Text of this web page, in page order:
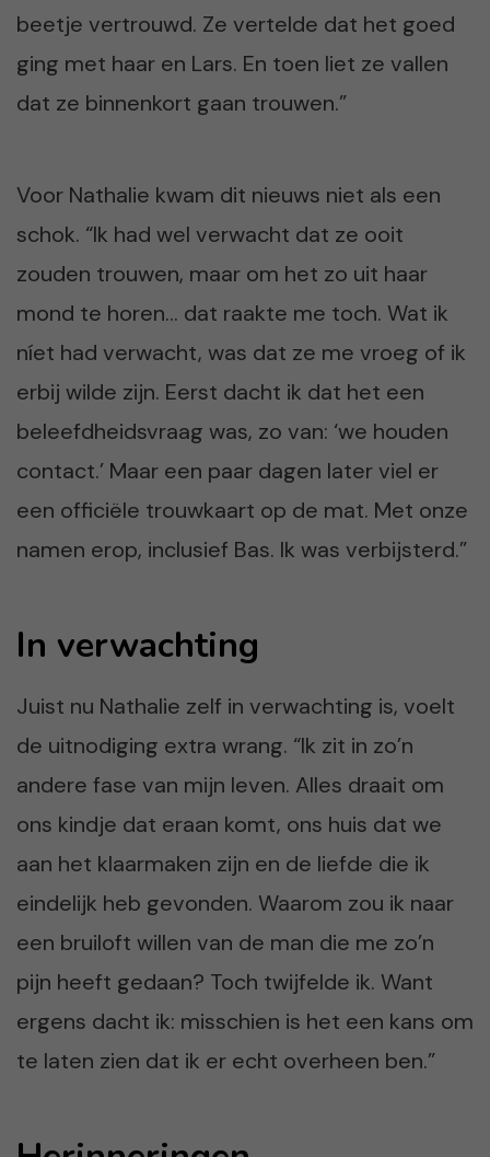
beetje vertrouwd. Ze vertelde dat het goed
ging met haar en Lars. En toen liet ze vallen
dat ze binnenkort gaan trouwen.”
Voor Nathalie kwam dit nieuws niet als een
schok. “Ik had wel verwacht dat ze ooit
zouden trouwen, maar om het zo uit haar
mond te horen… dat raakte me toch. Wat ik
níet had verwacht, was dat ze me vroeg of ik
erbij wilde zijn. Eerst dacht ik dat het een
beleefdheidsvraag was, zo van: ‘we houden
contact.’ Maar een paar dagen later viel er
een officiële trouwkaart op de mat. Met onze
namen erop, inclusief Bas. Ik was verbijsterd.”
In verwachting
Juist nu Nathalie zelf in verwachting is, voelt
de uitnodiging extra wrang. “Ik zit in zo’n
andere fase van mijn leven. Alles draait om
ons kindje dat eraan komt, ons huis dat we
aan het klaarmaken zijn en de liefde die ik
eindelijk heb gevonden. Waarom zou ik naar
een bruiloft willen van de man die me zo’n
pijn heeft gedaan? Toch twijfelde ik. Want
ergens dacht ik: misschien is het een kans om
te laten zien dat ik er echt overheen ben.”